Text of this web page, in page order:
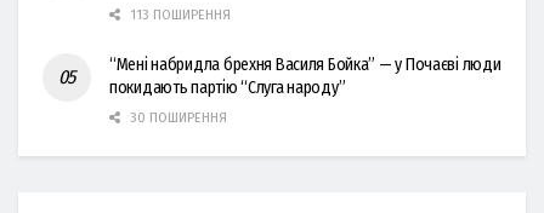
113 ПОШИРЕННЯ
“Мені набридла брехня Василя Бойка” — у Почаєві люди
покидають партію “Слуга народу”
30 ПОШИРЕННЯ